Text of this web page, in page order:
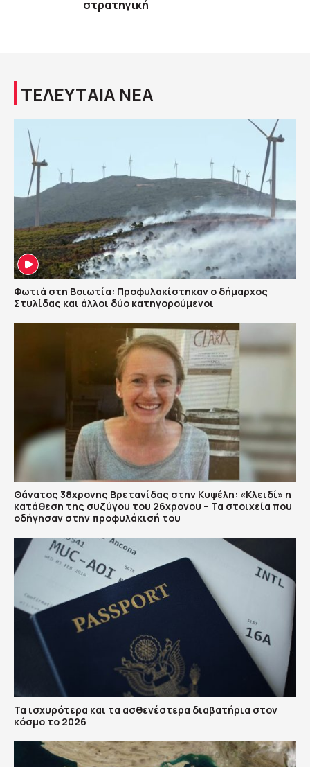
στρατηγική
ΤΕΛΕΥΤΑΙΑ ΝΕΑ
Φωτιά στη Βοιωτία: Προφυλακίστηκαν ο δήμαρχος
Στυλίδας και άλλοι δύο κατηγορούμενοι
Θάνατος 38χρονης Βρετανίδας στην Κυψέλη: «Κλειδί» η
κατάθεση της συζύγου του 26χρονου – Τα στοιχεία που
οδήγησαν στην προφυλάκισή του
Τα ισχυρότερα και τα ασθενέστερα διαβατήρια στον
κόσμο το 2026